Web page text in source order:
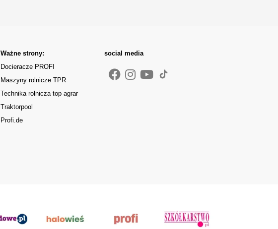
Ważne strony:
Docieracze PROFI
Maszyny rolnicze TPR
Technika rolnicza top agrar
Traktorpool
Profi.de
social media